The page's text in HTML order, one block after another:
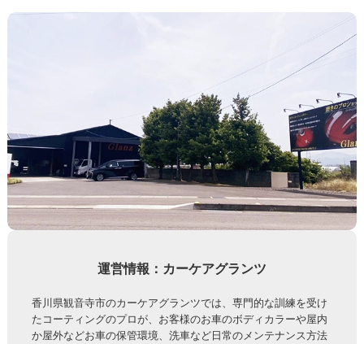
運営情報：カーケアグランツ
香川県観音寺市のカーケアグランツでは、専門的な訓練を受け
たコーティングのプロが、お客様のお車のボディカラーや屋内
か屋外などお車の保管環境、洗車など日常のメンテナンス方法